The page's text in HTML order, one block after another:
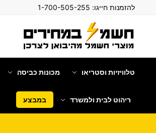
להזמנות חייגו:
טלוויזיות וסטריאו מכונות כביסה
ריהוט לבית ולמשרד במבצע